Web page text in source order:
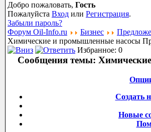
Добро пожаловать, Гость
Пожалуйста Вход или Регистрация.
Забыли пароль?
Форум Oil-Info.ru
Бизнес
Химические и промышленные насосы
Избранное: 0
Сообщения темы:
Создать
Новые